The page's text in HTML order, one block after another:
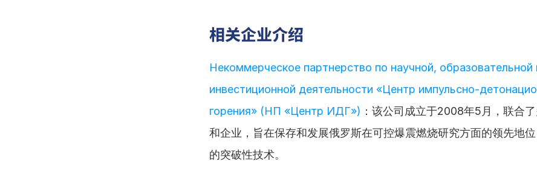
相关企业介绍
Некоммерческое партнерство по научной, образовательной
инвестиционной деятельности «Центр импульсно-
горения» (НП «Центр ИДГ») ：该公司成立于2008年5月，联合
和企业，旨在保存和发展俄罗斯在可控爆震燃烧研究方面的领先地
的突破性技术。